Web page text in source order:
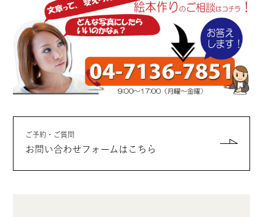
ご予約・ご質問
お問い合わせフォームはこちら